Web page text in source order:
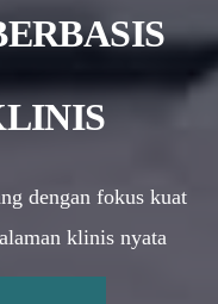
dengan fokus kuat
klinis nyata